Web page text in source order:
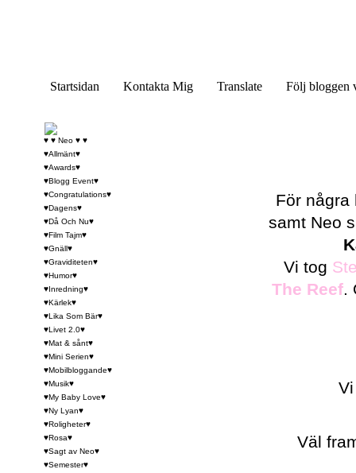
Startsidan Kontakta Mig Translate Följ bloggen
För några
samt Neo
Vi tog
The Reef.
Väl
♥ ♥ Neo ♥ ♥
♥Allmänt♥
♥Awards♥
♥Blogg Event♥
♥Congratulations♥
♥Dagens♥
♥Då Och Nu♥
♥Film Tajm♥
♥Gnäll♥
♥Graviditeten♥
♥Humor♥
♥Inredning♥
♥Kärlek♥
♥Lika Som Bär♥
♥Livet 2.0♥
♥Mat & sånt♥
♥Mini Serien♥
♥Mobilbloggande♥
♥Musik♥
♥My Baby Love♥
♥Ny Lyan♥
♥Roligheter♥
♥Rosa♥
♥Sagt av Neo♥
♥Semester♥